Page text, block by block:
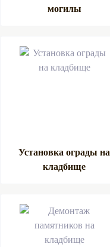
могилы
Установка ограды на
кладбище